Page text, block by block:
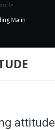
Malin
attitude